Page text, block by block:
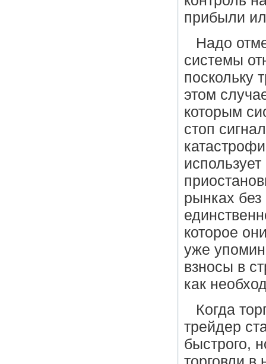
прибыли
Надо
системы
поскольку
этом
которым
стоп
рынках
которое
уже
взносы в
как
Когда
трейдер
быстрого,